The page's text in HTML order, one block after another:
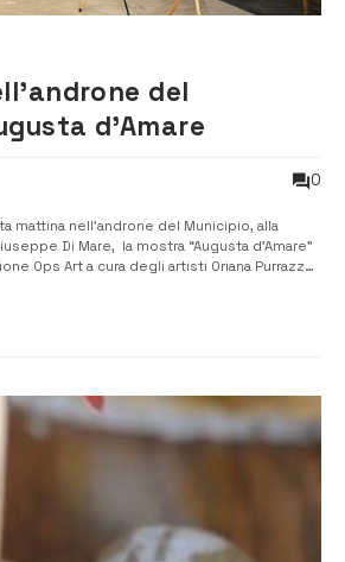
del
d’Amare
0
mattina nell’androne del Municipio, alla
Di Mare, la mostra “Augusta d’Amare”
Ops Art a cura degli artisti Oriana Purrazzo
del Territorio, guidato dall’assessore Giu...